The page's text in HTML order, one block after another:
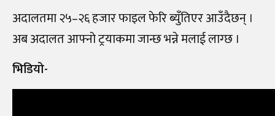
अदालतमा २५–२६ हजार फाइल फेरि ब्युँतिएर आउँदैछन् ।
अब अदालत आफ्नो ट्रयाकमा जान्छ भन्ने मलाई लाग्छ ।
भिडियो-